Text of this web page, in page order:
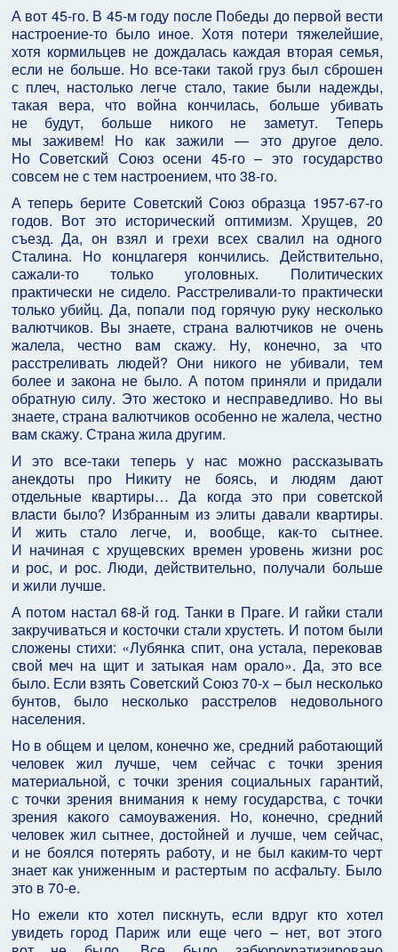
А вот 45-го. В 45-м году после Победы до первой вести
настроение-то было иное. Хотя потери тяжелейшие,
хотя кормильцев не дождалась каждая вторая семья,
если не больше. Но все-таки такой груз был сброшен
с плеч, настолько легче стало, такие были надежды,
такая вера, что война кончилась, больше убивать
не будут, больше никого не заметут. Теперь
мы заживем! Но как зажили — это другое дело.
Но Советский Союз осени 45-го – это государство
совсем не с тем настроением, что 38-го.
А теперь берите Советский Союз образца 1957-67-го
годов. Вот это исторический оптимизм. Хрущев, 20
съезд. Да, он взял и грехи всех свалил на одного
Сталина. Но концлагеря кончились. Действительно,
сажали-то только уголовных. Политических
практически не сидело. Расстреливали-то практически
только убийц. Да, попали под горячую руку несколько
валютчиков. Вы знаете, страна валютчиков не очень
жалела, честно вам скажу. Ну, конечно, за что
расстреливать людей? Они никого не убивали, тем
более и закона не было. А потом приняли и придали
обратную силу. Это жестоко и несправедливо. Но вы
знаете, страна валютчиков особенно не жалела, честно
вам скажу. Страна жила другим.
И это все-таки теперь у нас можно рассказывать
анекдоты про Никиту не боясь, и людям дают
отдельные квартиры… Да когда это при советской
власти было? Избранным из элиты давали квартиры.
И жить стало легче, и, вообще, как-то сытнее.
И начиная с хрущевских времен уровень жизни рос
и рос, и рос. Люди, действительно, получали больше
и жили лучше.
А потом настал 68-й год. Танки в Праге. И гайки стали
закручиваться и косточки стали хрустеть. И потом были
сложены стихи: «Лубянка спит, она устала, перековав
свой меч на щит и затыкая нам орало». Да, это все
было. Если взять Советский Союз 70-х – был несколько
бунтов, было несколько расстрелов недовольного
населения.
Но в общем и целом, конечно же, средний работающий
человек жил лучше, чем сейчас с точки зрения
материальной, с точки зрения социальных гарантий,
с точки зрения внимания к нему государства, с точки
зрения какого самоуважения. Но, конечно, средний
человек жил сытнее, достойней и лучше, чем сейчас,
и не боялся потерять работу, и не был каким-то черт
знает как униженным и растертым по асфальту. Было
это в 70-е.
Но ежели кто хотел пискнуть, если вдруг кто хотел
увидеть город Париж или еще чего – нет, вот этого